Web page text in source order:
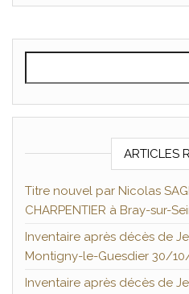
ARTICLES
Titre nouvel par Nicolas
CHARPENTIER à Bray-sur-
Inventaire après décès de
Montigny-le-Guesdier 30/
Inventaire après décès de